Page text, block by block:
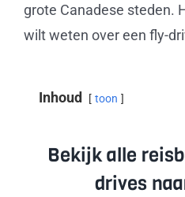
grote Canadese steden.
wilt weten over een fly-
Inhoud toon
Bekijk alle
drives